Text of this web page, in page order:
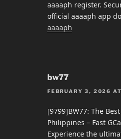
aaaaph register.
official aaaaph app
aaaaph
bw77
FEBRUARY 3, 2026
[9799]BW77: The
Philippines – Fast
Experience the